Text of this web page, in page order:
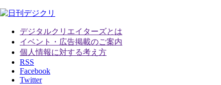
デジタルクリエイターズとは
イベント・広告掲載のご案内
個人情報に対する考え方
RSS
Facebook
Twitter